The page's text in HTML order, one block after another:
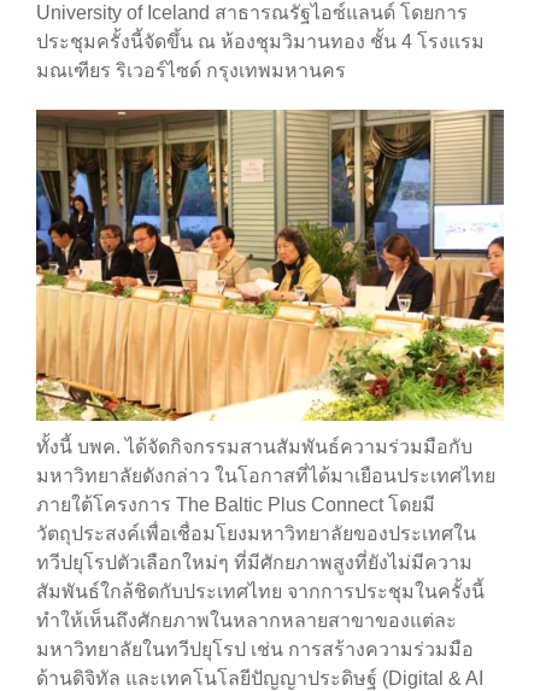
University of Iceland สาธารณรัฐไอซ์แลนด์ โดยการ
ประชุมครั้งนี้จัดขึ้น ณ ห้องชุมวิมานทอง ชั้น 4 โรงแรม
มณเฑียร ริเวอร์ไซด์ กรุงเทพมหานคร
ทั้งนี้ บพค. ได้จัดกิจกรรมสานสัมพันธ์ความร่วมมือกับ
มหาวิทยาลัยดังกล่าว ในโอกาสที่ได้มาเยือนประเทศไทย
ภายใต้โครงการ The Baltic Plus Connect โดยมี
วัตถุประสงค์เพื่อเชื่อมโยงมหาวิทยาลัยของประเทศใน
ทวีปยุโรปตัวเลือกใหม่ๆ ที่มีศักยภาพสูงที่ยังไม่มีความ
สัมพันธ์ใกล้ชิดกับประเทศไทย จากการประชุมในครั้งนี้
ทำให้เห็นถึงศักยภาพในหลากหลายสาขาของแต่ละ
มหาวิทยาลัยในทวีปยุโรป เช่น การสร้างความร่วมมือ
ด้านดิจิทัล และเทคโนโลยีปัญญาประดิษฐ์ (Digital & AI